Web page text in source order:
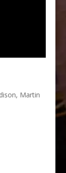
, Martin